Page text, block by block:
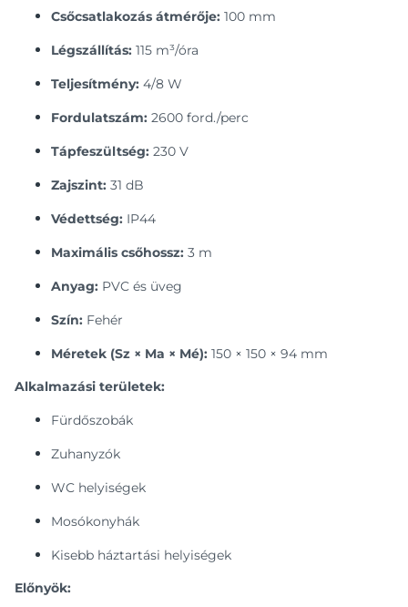
Csőcsatlakozás átmérője: 100 mm
Légszállítás: 115 m³/óra
Teljesítmény: 4/8 W
Fordulatszám: 2600 ford./perc
Tápfeszültség: 230 V
Zajszint: 31 dB
Védettség: IP44
Maximális csőhossz: 3 m
Anyag: PVC és üveg
Szín: Fehér
Méretek (Sz × Ma × Mé): 150 × 150 × 94 mm
Alkalmazási területek:
Fürdőszobák
Zuhanyzók
WC helyiségek
Mosókonyhák
Kisebb háztartási helyiségek
Előnyök: